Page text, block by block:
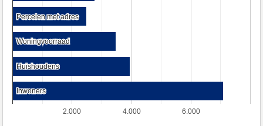
2.000 4.000 6.000
Percelen met adres
Percelen met adres
Woningvoorraad
Woningvoorraad
Huishoudens
Huishoudens
Inwoners
Inwoners